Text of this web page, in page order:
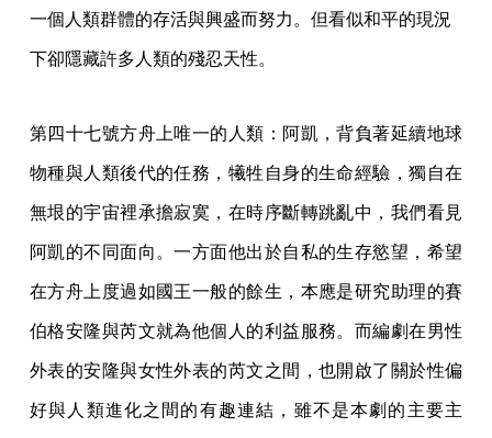
一個人類群體的存活與興盛而努力。但看似和平的現況
下卻隱藏許多人類的殘忍天性。
第四十七號方舟上唯一的人類：阿凱，背負著延續地球
物種與人類後代的任務，犧牲自身的生命經驗，獨自在
無垠的宇宙裡承擔寂寞，在時序斷轉跳亂中，我們看見
阿凱的不同面向。一方面他出於自私的生存慾望，希望
在方舟上度過如國王一般的餘生，本應是研究助理的賽
伯格安隆與芮文就為他個人的利益服務。而編劇在男性
外表的安隆與女性外表的芮文之間，也開啟了關於性偏
好與人類進化之間的有趣連結，雖不是本劇的主要主